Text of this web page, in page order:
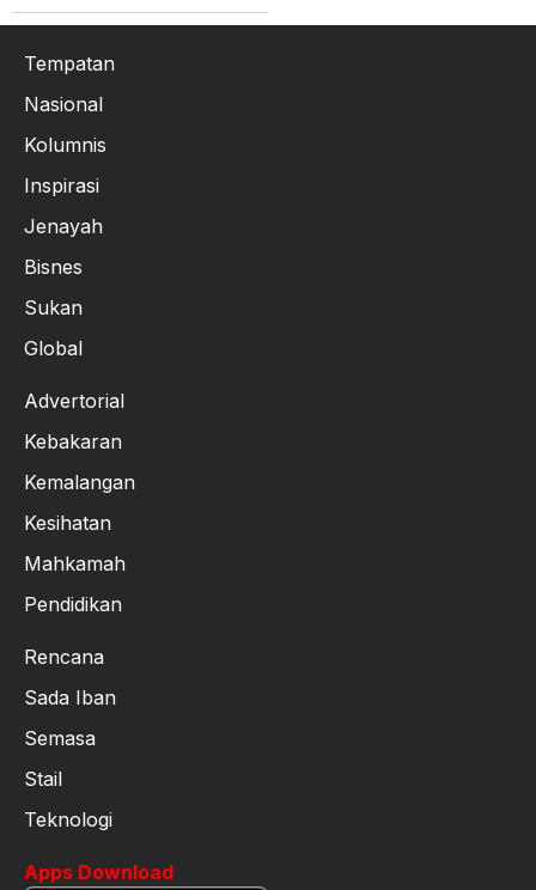
Tempatan
Nasional
Kolumnis
Inspirasi
Jenayah
Bisnes
Sukan
Global
Advertorial
Kebakaran
Kemalangan
Kesihatan
Mahkamah
Pendidikan
Rencana
Sada Iban
Semasa
Stail
Teknologi
Apps Download